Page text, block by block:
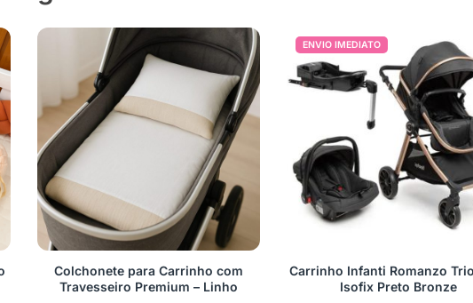
Colchonete para Carrinho com
Travesseiro Premium – Linho
ENVIO IMEDIATO
Carrinho Infanti Romanzo
Isofix Preto Bronze